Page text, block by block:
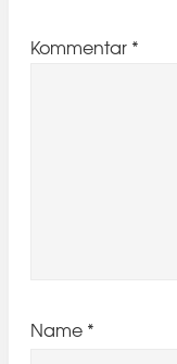
Kommentar *
Name *